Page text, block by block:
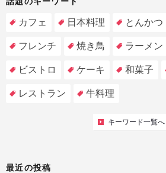
カフェ 日本料理 とんかつ
フレンチ 焼き鳥 ラーメン
ビストロ ケーキ 和菓子
レストラン 牛料理
キーワード一覧へ
最近の投稿